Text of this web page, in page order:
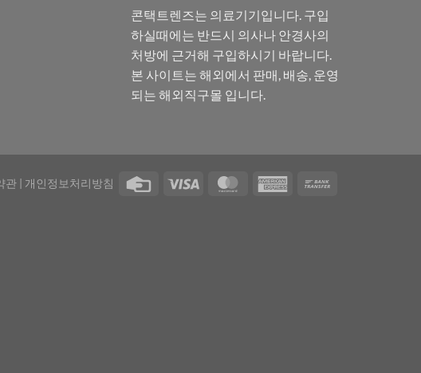
콘택트렌즈는 의료기기입니다. 구입
하실때에는 반드시 의사나 안경사의
처방에 근거해 구입하시기 바랍니다.
본 사이트는 해외에서 판매, 배송, 운영
되는 해외직구몰 입니다.
관 | 개인정보처리방침